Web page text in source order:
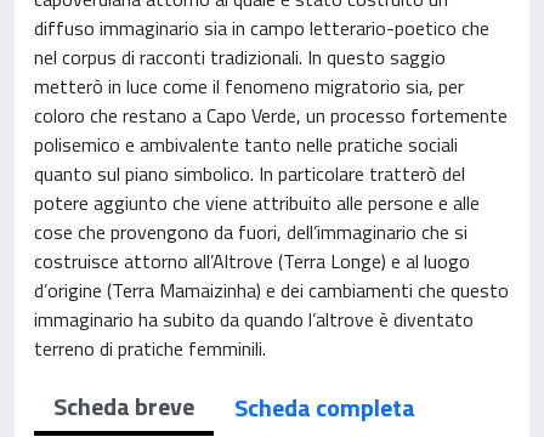
diffuso immaginario sia in campo letterario-poetico che
nel corpus di racconti tradizionali. In questo saggio
metterò in luce come il fenomeno migratorio sia, per
coloro che restano a Capo Verde, un processo fortemente
polisemico e ambivalente tanto nelle pratiche sociali
quanto sul piano simbolico. In particolare tratterò del
potere aggiunto che viene attribuito alle persone e alle
cose che provengono da fuori, dell’immaginario che si
costruisce attorno all’Altrove (Terra Longe) e al luogo
d’origine (Terra Mamaizinha) e dei cambiamenti che questo
immaginario ha subito da quando l’altrove è diventato
terreno di pratiche femminili.
Scheda breve
Scheda completa